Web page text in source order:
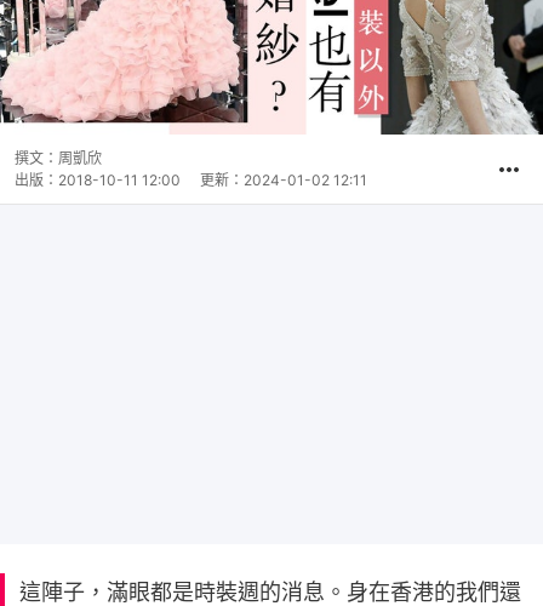
撰文： 周凱欣
出版： 2018-10-11 12:00 更新： 2024-01-02 12:11
這陣子，滿眼都是時裝週的消息。身在香港的我們還